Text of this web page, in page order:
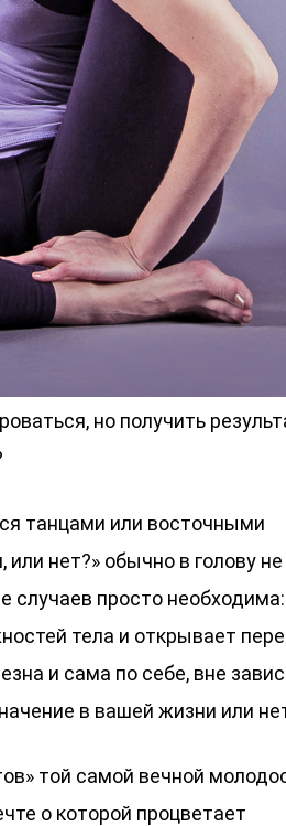
но получить
танцами или восточными
нет?» обычно в голову не
случаев просто
тела и открывает
и сама по себе, вне
в вашей жизни или
той самой вечной
о которой процветает